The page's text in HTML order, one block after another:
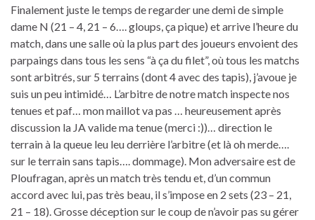
Finalement juste le temps de regarder une demi de simple
dame N (21 – 4, 21 – 6…. gloups, ça pique) et arrive l’heure du
match, dans une salle où la plus part des joueurs envoient des
parpaings dans tous les sens “à ça du filet”, où tous les matchs
sont arbitrés, sur 5 terrains (dont 4 avec des tapis), j’avoue je
suis un peu intimidé… L’arbitre de notre match inspecte nos
tenues et paf… mon maillot va pas … heureusement après
discussion la JA valide ma tenue (merci :))… direction le
terrain à la queue leu leu derrière l’arbitre (et là oh merde….
sur le terrain sans tapis…. dommage). Mon adversaire est de
Ploufragan, après un match très tendu et, d’un commun
accord avec lui, pas très beau, il s’impose en 2 sets (23 – 21,
21 – 18). Grosse déception sur le coup de n’avoir pas su gérer